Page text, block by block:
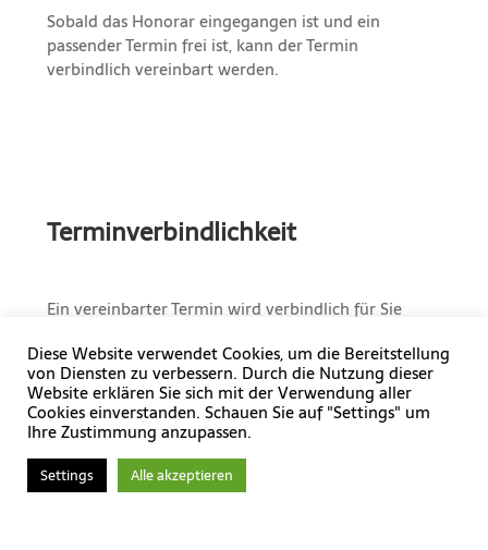
Sobald das Honorar eingegangen ist und ein
passender Termin frei ist, kann der Termin
verbindlich vereinbart werden.
Terminverbindlichkeit
Ein vereinbarter Termin wird verbindlich für Sie
Das ist wichtig, weil therapeutische Sitzungszeit
sorgfältig geplant wird und kurzfristig frei
werdende Termine häufig schwer anderweitig
vergeben werden können.
Klare Regelungen helfen, den Rahmen für alle
Diese Website verwendet Cookies, um die Bereitstellung
von Diensten zu verbessern. Durch die Nutzung dieser
Website erklären Sie sich mit der Verwendung aller
Cookies einverstanden. Schauen Sie auf "Settings" um
Ihre Zustimmung anzupassen.
Settings Alle akzeptieren